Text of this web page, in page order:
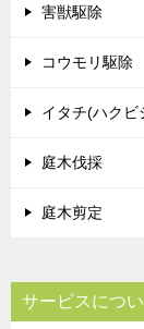
害獣駆除
コウモリ駆除
イタチ(ハクビ
庭木伐採
庭木剪定
サービスにつ